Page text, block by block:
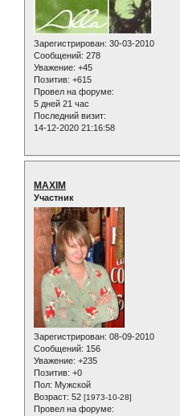
Зарегистрирован: 30-03-2010
Сообщений: 278
Уважение: +45
Позитив: +615
Провел на форуме:
5 дней 21 час
Последний визит:
14-12-2020 21:16:58
MAXIM
Участник
Зарегистрирован: 08-09-2010
Сообщений: 156
Уважение: +235
Позитив: +0
Пол: Мужской
Возраст: 52 [1973-10-28]
Провел на форуме: